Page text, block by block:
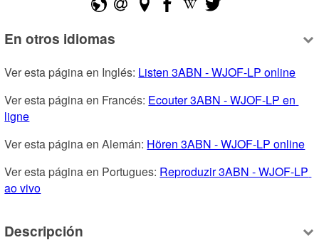
En otros idiomas
Ver esta página en Inglés: Listen 3ABN - WJOF-LP online
Ver esta página en Francés: Ecouter 3ABN - WJOF-LP en
ligne
Ver esta página en Alemán: Hören 3ABN - WJOF-LP online
Ver esta página en Portugues: Reproduzir 3ABN - WJOF-LP
ao vivo
Descripción